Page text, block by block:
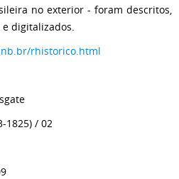
no exterior - foram descritos,
digitalizados.
rhistorico.html
Resgate
1825) / 02